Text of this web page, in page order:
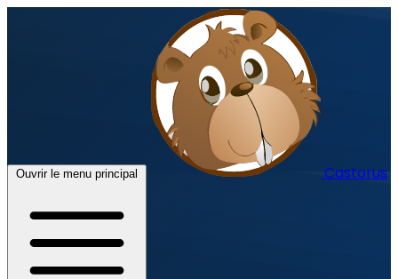
Ouvrir le menu principal Castorus